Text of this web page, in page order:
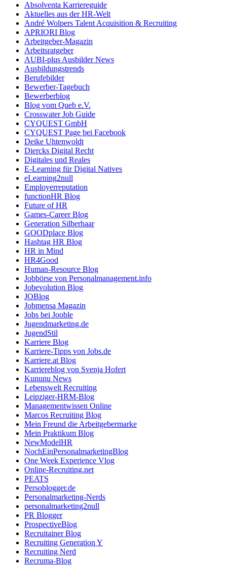
Absolventa Karriereguide
Aktuelles aus der HR-Welt
André Wolpers Talent Acquisition & Recruiting
APRIORI Blog
Arbeitgeber-Magazin
Arbeitsratgeber
AUBI-plus Ausbilder News
Ausbildungstrends
Berufebilder
Bewerber-Tagebuch
Bewerberblog
Blog vom Queb e.V.
Crosswater Job Guide
CYQUEST GmbH
CYQUEST Page bei Facebook
Deike Uhtenwoldt
Diercks Digital Recht
Digitales und Reales
E-Learning für Digital Natives
eLearning2null
Employerreputation
functionHR Blog
Future of HR
Games-Career Blog
Generation Silberhaar
GOODplace Blog
Hashtag HR Blog
HR in Mind
HR4Good
Human-Resource Blog
Jobbörse von Personalmanagement.info
Jobevolution Blog
JOBlog
Jobmensa Magazin
Jobs bei Jooble
Jugendmarketing.de
JugendStil
Karriere Blog
Karriere-Tipps von Jobs.de
Karriere.at Blog
Karriereblog von Svenja Hofert
Kununu News
Lebenswelt Recruiting
Leipziger-HRM-Blog
Managementwissen Online
Marcos Recruiting Blog
Mein Freund die Arbeitgebermarke
Mein Praktikum Blog
NewModelHR
NochEinPersonalmarketingBlog
One Week Experience Vlog
Online-Recruiting.net
PEATS
Persoblogger.de
Personalmarketing-Nerds
personalmarketing2null
PR Blogger
ProspectiveBlog
Recruitainer Blog
Recruiting Generation Y
Recruiting Nerd
Recruma-Blog